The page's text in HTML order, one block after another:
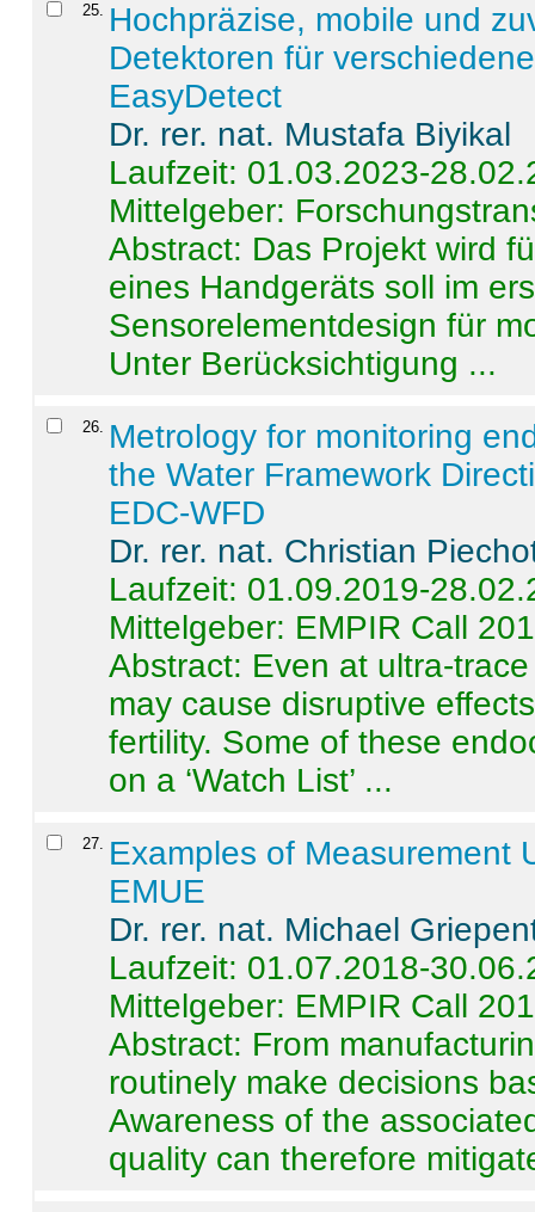
25. Hochpräzise, mobile und
Detektoren für
EasyDetect
Dr. rer. nat. Mustafa Biyikal
Laufzeit: 01.03.2023-
Mittelgeber:
Abstract: Das Projekt wird
eines Handgeräts soll im
Sensorelementdesign für
Unter Berücksichtigung ...
26. Metrology for monitoring
the Water Framework
EDC-WFD
Dr. rer. nat. Christian
Laufzeit: 01.09.2019-
Mittelgeber: EMPIR Call
Abstract: Even at ultra-
may cause disruptive
fertility. Some of these
on a ‘Watch List’ ...
27. Examples of Measurement
EMUE
Dr. rer. nat. Michael
Laufzeit: 01.07.2018-
Mittelgeber: EMPIR Call
Abstract: From
routinely make decisions
Awareness of the
quality can therefore